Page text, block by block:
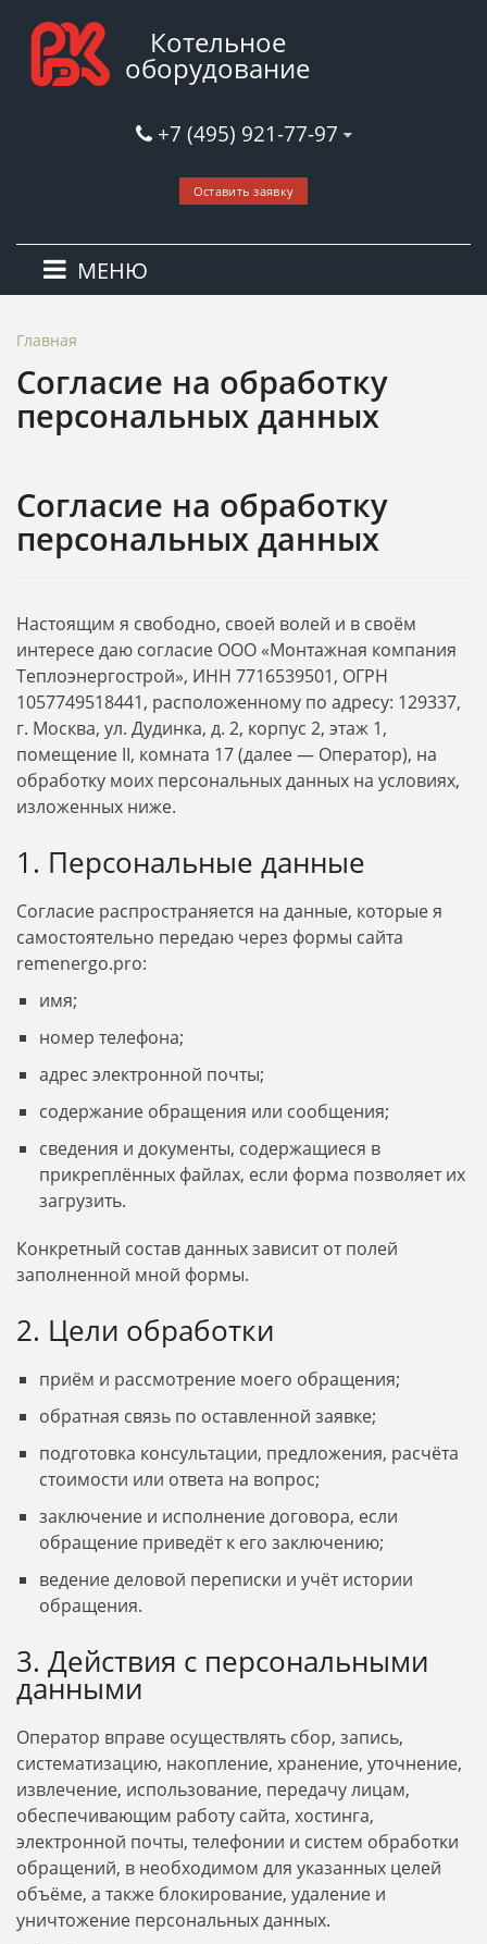
Котельное
оборудование
+7 (495) 921-77-97
Оставить заявку
МЕНЮ
Главная
Согласие на обработку
персональных данных
Согласие на обработку
персональных данных
Настоящим я свободно, своей волей и в своём
интересе даю согласие ООО «Монтажная компания
Теплоэнергострой», ИНН 7716539501, ОГРН
1057749518441, расположенному по адресу: 129337,
г. Москва, ул. Дудинка, д. 2, корпус 2, этаж 1,
помещение II, комната 17 (далее — Оператор), на
обработку моих персональных данных на условиях,
изложенных ниже.
1. Персональные данные
Согласие распространяется на данные, которые я
самостоятельно передаю через формы сайта
remenergo.pro:
имя;
номер телефона;
адрес электронной почты;
содержание обращения или сообщения;
сведения и документы, содержащиеся в
прикреплённых файлах, если форма позволяет их
загрузить.
Конкретный состав данных зависит от полей
заполненной мной формы.
2. Цели обработки
приём и рассмотрение моего обращения;
обратная связь по оставленной заявке;
подготовка консультации, предложения, расчёта
стоимости или ответа на вопрос;
заключение и исполнение договора, если
обращение приведёт к его заключению;
ведение деловой переписки и учёт истории
обращения.
3. Действия с персональными
данными
Оператор вправе осуществлять сбор, запись,
систематизацию, накопление, хранение, уточнение,
извлечение, использование, передачу лицам,
обеспечивающим работу сайта, хостинга,
электронной почты, телефонии и систем обработки
обращений, в необходимом для указанных целей
объёме, а также блокирование, удаление и
уничтожение персональных данных.